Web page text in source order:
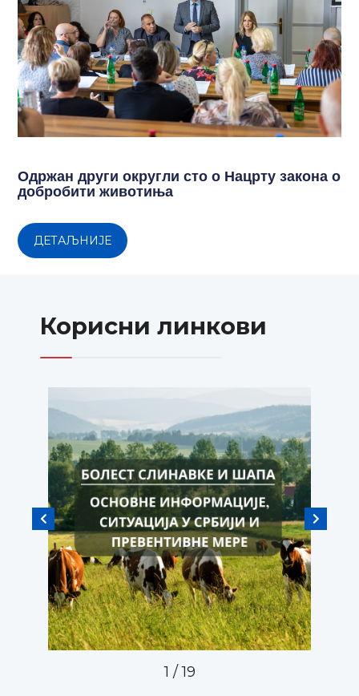
Одржан други округли сто о Нацрту закона о
добробити животиња
ДЕТАЉНИЈЕ
Корисни линкови
1 / 19